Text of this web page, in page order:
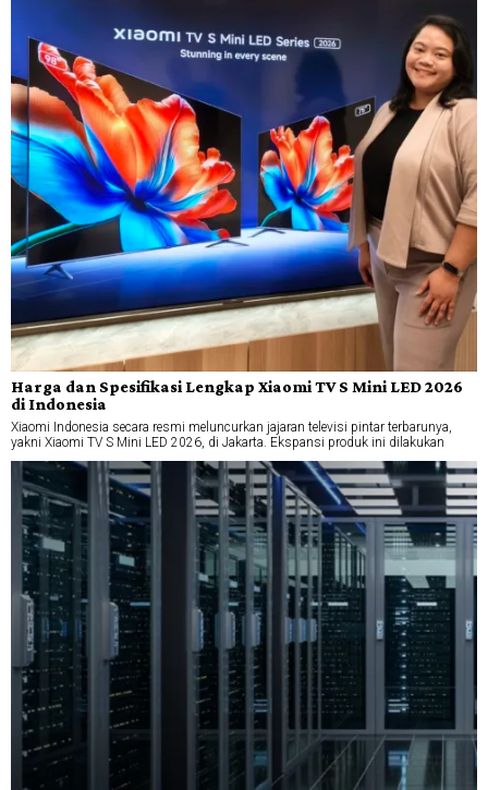
Harga dan Spesifikasi Lengkap Xiaomi TV S Mini LED 2026
di Indonesia
Xiaomi Indonesia secara resmi meluncurkan jajaran televisi pintar terbarunya,
yakni Xiaomi TV S Mini LED 2026, di Jakarta. Ekspansi produk ini dilakukan